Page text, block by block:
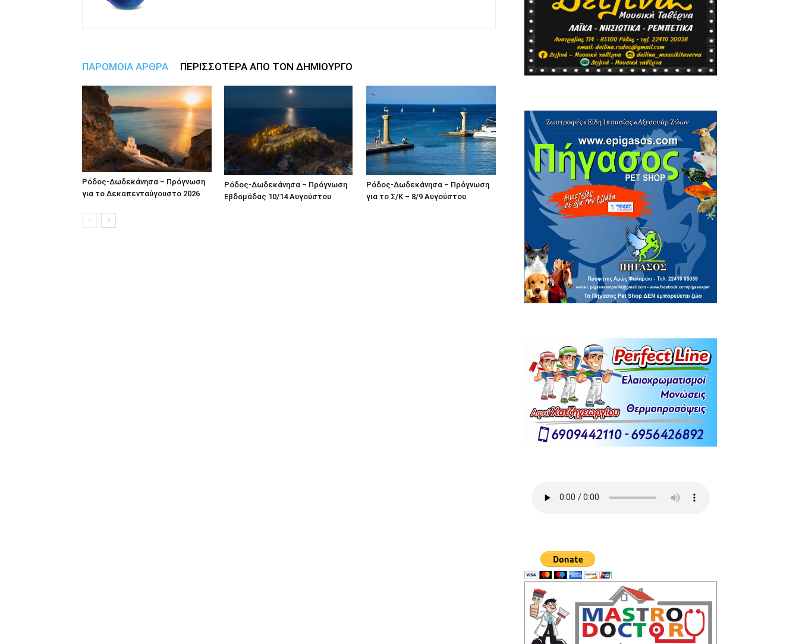
ΠΑΡΟΜΟΙΑ ΑΡΘΡΑ ΠΕΡΙΣΣΟΤΕΡΑ ΑΠΟ ΤΟΝ ΔΗΜΙΟΥΡΓΟ
Ρόδος-Δωδεκάνησα – Πρόγνωση
για το Δεκαπενταύγουστο 2026
Ρόδος-Δωδεκάνησα – Πρόγνωση
Εβδομάδας 10/14 Αυγούστου
Ρόδος-Δωδεκάνησα – Πρόγνωση
για το Σ/Κ – 8/9 Αυγούστου